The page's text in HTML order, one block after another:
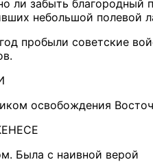
ли забыть благородный
небольшой полевой
пробыли советские
освобождения
Была с наивной верой